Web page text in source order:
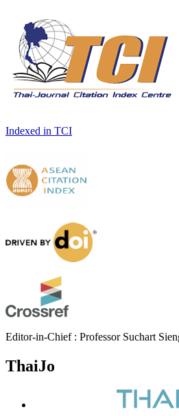
Indexed in TCI
Editor-in-Chief : Professor Suchart
ThaiJo